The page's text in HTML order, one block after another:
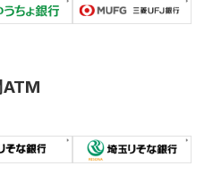
の
設定可